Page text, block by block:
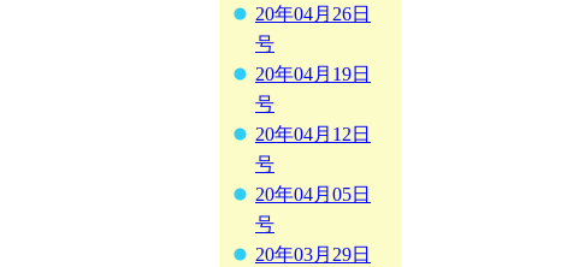
20年04月26日
号
20年04月19日
号
20年04月12日
号
20年04月05日
号
20年03月29日